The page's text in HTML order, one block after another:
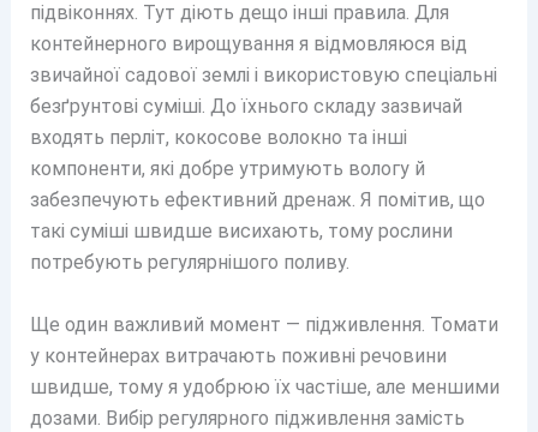
підвіконнях. Тут діють дещо інші правила. Для
контейнерного вирощування я відмовляюся від
звичайної садової землі і використовую спеціальні
безґрунтові суміші. До їхнього складу зазвичай
входять перліт, кокосове волокно та інші
компоненти, які добре утримують вологу й
забезпечують ефективний дренаж. Я помітив, що
такі суміші швидше висихають, тому рослини
потребують регулярнішого поливу.
Ще один важливий момент — підживлення. Томати
у контейнерах витрачають поживні речовини
швидше, тому я удобрюю їх частіше, але меншими
дозами. Вибір регулярного підживлення замість